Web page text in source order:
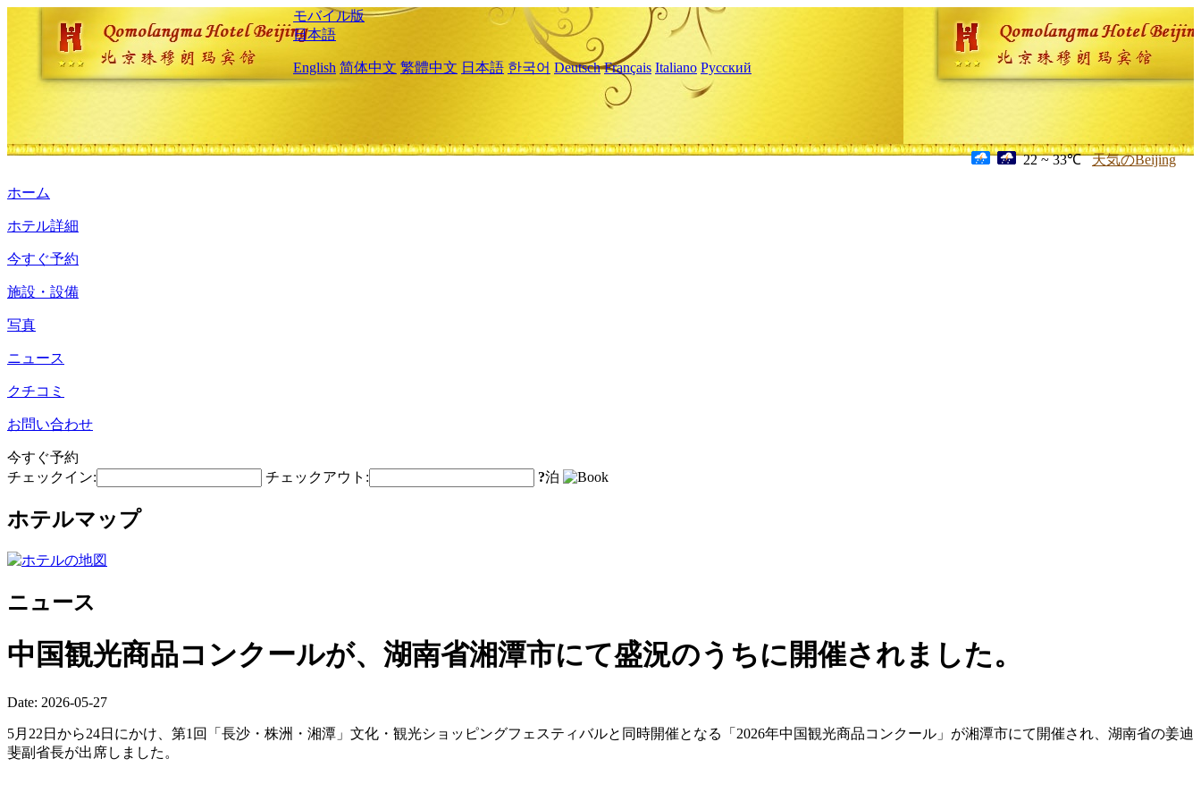
モバイル版
日本語
English 简体中文 繁體中文 日本語 한국어 Deutsch Français Italiano Русский
22 ~ 33℃ 天気のBeijing
ホーム
ホテル詳細
今すぐ予約
施設・設備
写真
ニュース
クチコミ
お問い合わせ
今すぐ予約
チェックイン:
チェックアウト: ?泊
ホテルマップ
ニュース
中国観光商品コンクールが、湖南省湘潭市にて盛況のうちに開催されました。
Date: 2026-05-27
5月22日から24日にかけ、第1回「長沙・株洲・湘潭」文化・観光ショッピングフェスティバルと同時開催となる「2026年中国観光商品コンクール」が湘潭市にて開催され、湖南省の姜迪
斐副省長が出席しました。